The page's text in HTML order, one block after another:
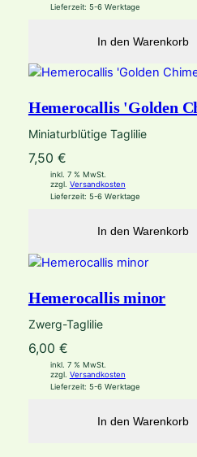
Lieferzeit: 5-6 Werktage
In den Warenkorb
Hemerocallis 'Golden
Miniaturblütige Taglilie
7,50 €
inkl. 7 % MwSt.
zzgl. Versandkosten
Lieferzeit: 5-6 Werktage
In den Warenkorb
Hemerocallis minor
Zwerg-Taglilie
6,00 €
inkl. 7 % MwSt.
zzgl. Versandkosten
Lieferzeit: 5-6 Werktage
In den Warenkorb